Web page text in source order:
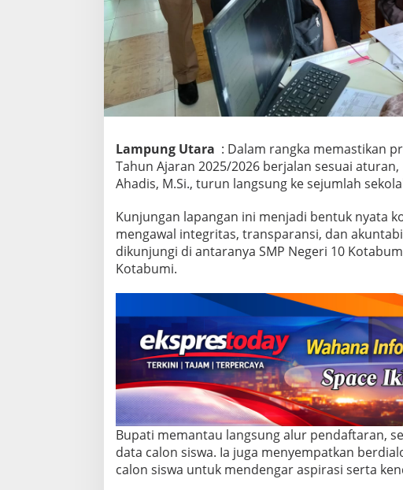
T
n
u
L
a
n
s
u
n
g
P
D
B
2
,
P
a
s
t
i
k
a
n
r
o
Lampung Utara : Dalam rangka memastikan
Tahun Ajaran 2025/2026 berjalan sesuai
Ahadis, M.Si., turun langsung ke sejumlah
Kunjungan lapangan ini menjadi bentuk nyata
mengawal integritas, transparansi, dan
dikunjungi di antaranya SMP Negeri 10
Kotabumi.
Bupati memantau langsung alur pendaftaran,
data calon siswa. Ia juga menyempatkan
calon siswa untuk mendengar aspirasi serta